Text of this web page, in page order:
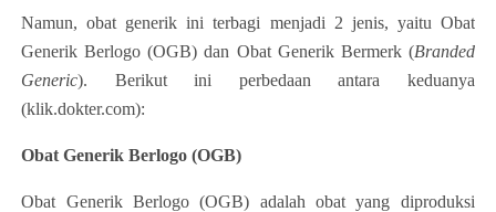
Namun, obat generik ini terbagi menjadi 2 jenis, yaitu Obat
Generik Berlogo (OGB) dan Obat Generik Bermerk (Branded
Generic). Berikut ini perbedaan antara keduanya
(klik.dokter.com):
Obat Generik Berlogo (OGB)
Obat Generik Berlogo (OGB) adalah obat yang diproduksi